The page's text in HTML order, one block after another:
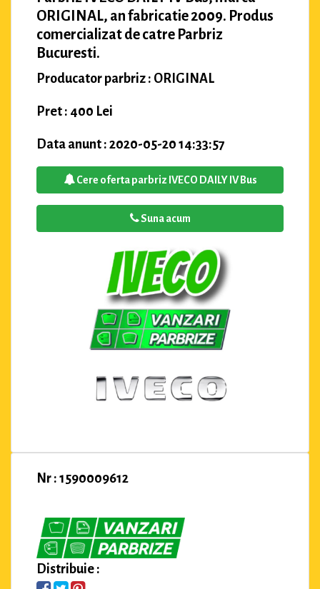
ORIGINAL, an fabricatie 2009. Produs
comercializat de catre Parbriz
Bucuresti.
Producator parbriz : ORIGINAL
Pret : 400 Lei
Data anunt : 2020-05-20 14:33:57
Cere oferta parbriz IVECO DAILY IV Bus
Suna acum
Nr : 1590009612
Distribuie :